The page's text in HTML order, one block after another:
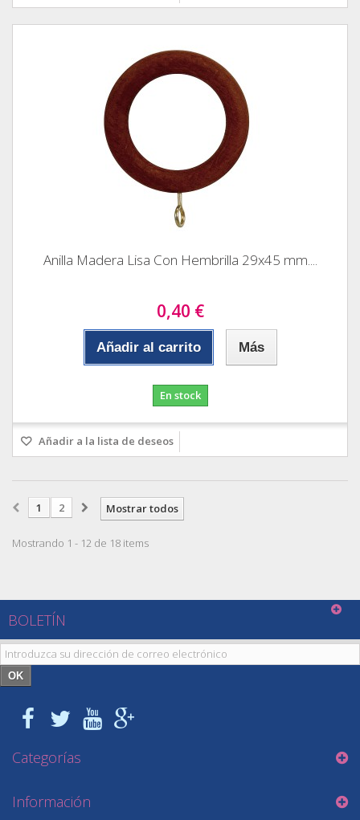
Anilla Madera Lisa Con Hembrilla 29x45 mm....
0,40 €
Añadir al carrito Más
En stock
Añadir a la lista de deseos
Mostrar todos
1 2
Mostrando 1 - 12 de 18 items
BOLETÍN
OK
Categorías
Información